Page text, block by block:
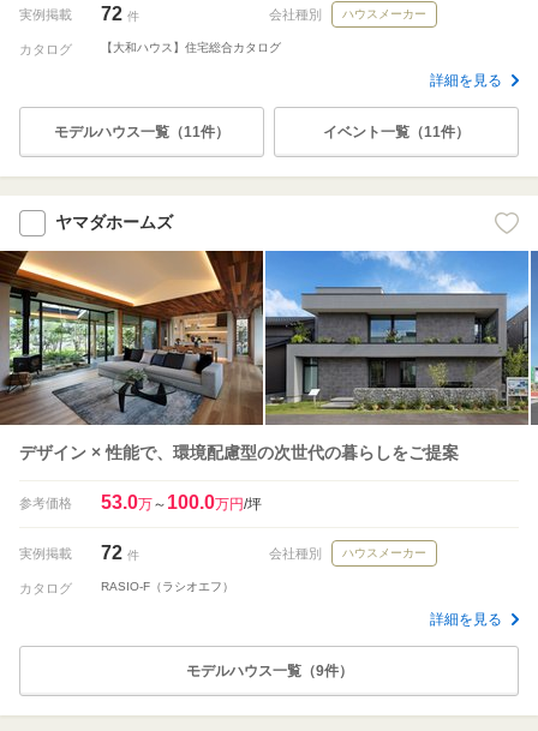
実例掲載 72 件 会社種別 ハウスメーカー
カタログ 【大和ハウス】住宅総合カタログ
詳細を見る
モデルハウス一覧（11件） イベント一覧（11件）
ヤマダホームズ
デザイン × 性能で、環境配慮型の次世代の暮らしをご提案
参考価格 53.0万～ 100.0万円/坪
実例掲載 72 件 会社種別 ハウスメーカー
カタログ RASIO-F（ラシオエフ）
詳細を見る
モデルハウス一覧（9件）